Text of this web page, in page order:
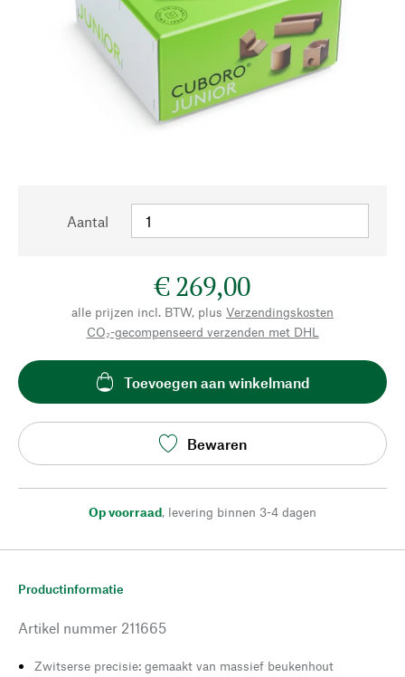
Aantal
€ 269,00
alle prijzen incl. BTW, plus Verzendingskosten
CO₂-gecompenseerd verzenden met DHL
Toevoegen aan winkelmand
Bewaren
Op voorraad, levering binnen 3-4 dagen
Productinformatie
Artikel nummer 211665
Zwitserse precisie: gemaakt van massief beukenhout